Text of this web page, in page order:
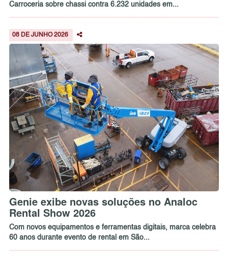
Carroceria sobre chassi contra 6.232 unidades em...
08 DE JUNHO 2026
Genie exibe novas soluções no Analoc
Rental Show 2026
Com novos equipamentos e ferramentas digitais, marca celebra
60 anos durante evento de rental em São...